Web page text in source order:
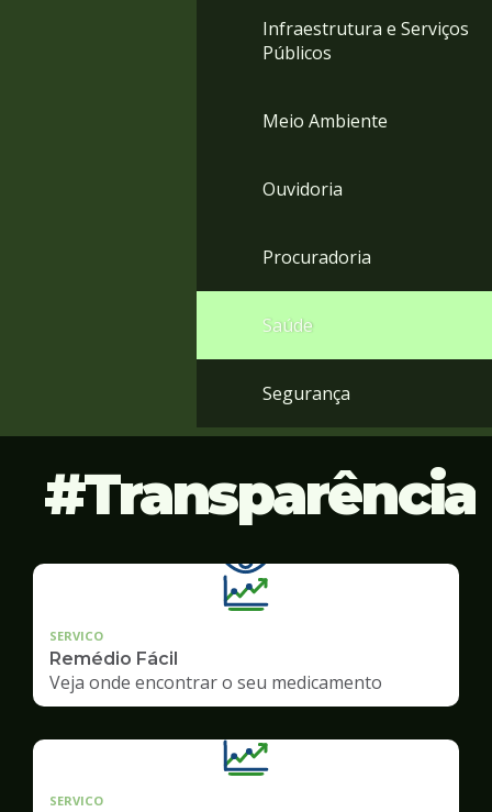
Infraestrutura e Serviços
Públicos
Meio Ambiente
Ouvidoria
Procuradoria
Saúde
Segurança
Transparência
SERVICO
Remédio Fácil
Veja onde encontrar o seu medicamento
SERVICO